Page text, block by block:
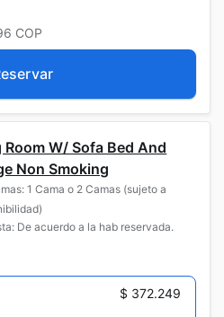
COP
Room W/ Sofa Bed And
Non Smoking
1 Cama o 2 Camas (sujeto a
De acuerdo a la hab reservada.
$ 372.249